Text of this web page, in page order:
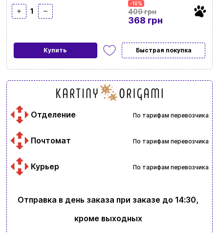
-10%
409 грн
368 грн
1
Купить Быстрая покупка
Отделение По тарифам перевозчика
Почтомат По тарифам перевозчика
Курьер По тарифам перевозчика
Отправка в день заказа при заказе до 14:30,
кроме выходных